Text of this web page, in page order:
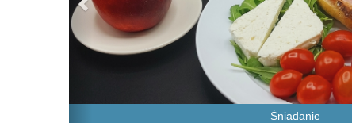
Śniadanie